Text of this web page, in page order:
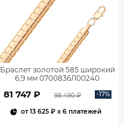
Браслет золотой 585 широкий
6,9 мм 0700836Л00240
81 747 ₽ 98 490 ₽ -17%
от13 625 ₽x 6 платежей